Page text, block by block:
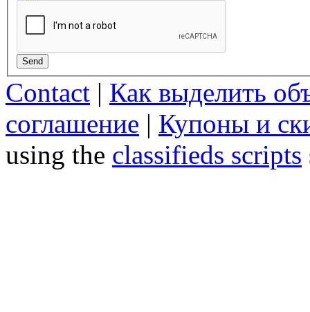
Send
Contact | Как выделить
соглашение | Купоны и
using the classifieds scripts